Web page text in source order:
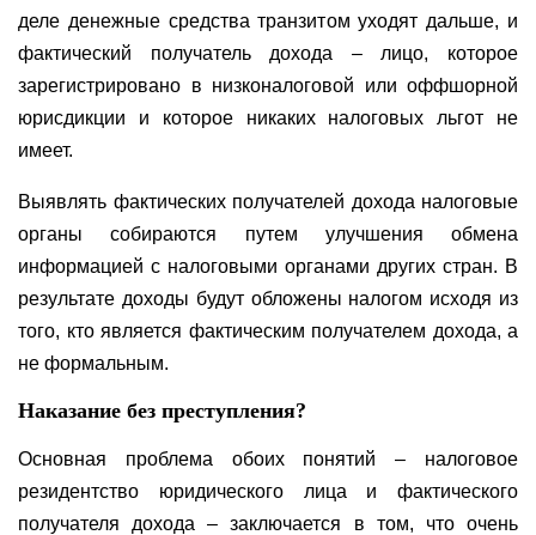
деле денежные средства транзитом уходят дальше, и
фактический получатель дохода – лицо, которое
зарегистрировано в низконалоговой или оффшорной
юрисдикции и которое никаких налоговых льгот не
имеет.
Выявлять фактических получателей дохода налоговые
органы собираются путем улучшения обмена
информацией с налоговыми органами других стран. В
результате доходы будут обложены налогом исходя из
того, кто является фактическим получателем дохода, а
не формальным.
Наказание без преступления?
Основная проблема обоих понятий – налоговое
резидентство юридического лица и фактического
получателя дохода – заключается в том, что очень